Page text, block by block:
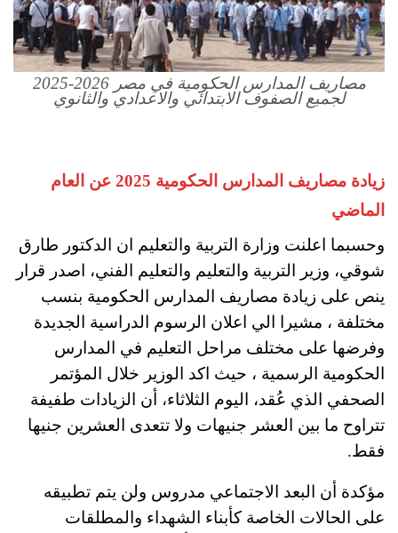
مصاريف المدارس الحكومية في مصر 2026-2025
لجميع الصفوف الابتدائي والاعدادي والثانوي
زيادة مصاريف المدارس الحكومية 2025 عن العام
الماضي
وحسبما اعلنت وزارة التربية والتعليم ان الدكتور طارق
شوقي، وزير التربية والتعليم والتعليم الفني، اصدر قرار
ينص على زيادة مصاريف المدارس الحكومية بنسب
مختلفة ، مشيرا الي اعلان الرسوم الدراسية الجديدة
وفرضها على مختلف مراحل التعليم في المدارس
الحكومية الرسمية ، حيث اكد الوزير خلال المؤتمر
الصحفي الذي عُقد، اليوم الثلاثاء، أن الزيادات طفيفة
تتراوح ما بين العشر جنيهات ولا تتعدى العشرين جنيها
فقط.
مؤكدة أن البعد الاجتماعي مدروس ولن يتم تطبيقه
على الحالات الخاصة كأبناء الشهداء والمطلقات